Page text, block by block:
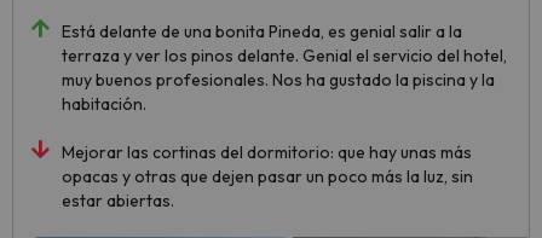
Está delante de una bonita Pineda, es genial salir a la
terraza y ver los pinos delante. Genial el servicio del hotel,
muy buenos profesionales. Nos ha gustado la piscina y la
habitación.
Mejorar las cortinas del dormitorio: que hay unas más
opacas y otras que dejen pasar un poco más la luz, sin
estar abiertas.